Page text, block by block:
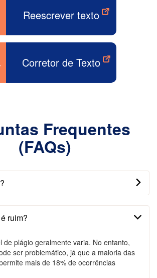
Reescrever texto
Corretor de Texto
Frequentes
(FAQs)
ruim?
de plágio geralmente varia. No entanto,
ser problemático, já que a maioria das
mais de 18% de ocorrências